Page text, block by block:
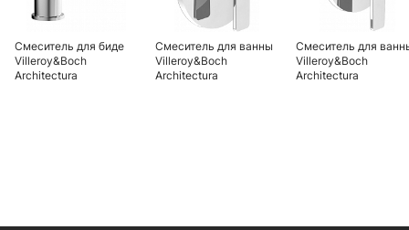
Смеситель для биде
Villeroy&Boch
Architectura
Смеситель для ванны
Villeroy&Boch
Architectura
Смеситель для
Villeroy&Boch
Architectura